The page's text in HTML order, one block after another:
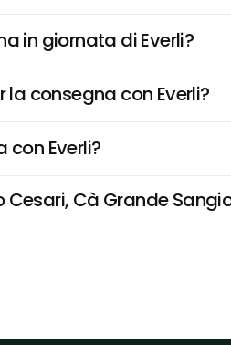
in giornata di Everli?
consegna con Everli?
Everli?
Cà Grande